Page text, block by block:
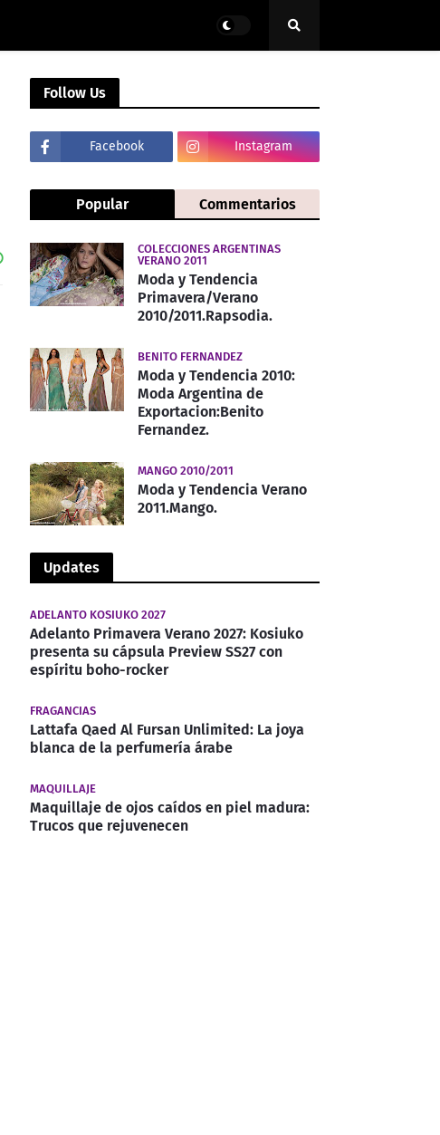
Follow Us
Facebook Instagram
Popular Commentarios
COLECCIONES ARGENTINAS
VERANO 2011
Moda y Tendencia
Primavera/Verano
2010/2011.Rapsodia.
BENITO FERNANDEZ
Moda y Tendencia 2010:
Moda Argentina de
Exportacion:Benito
Fernandez.
MANGO 2010/2011
Moda y Tendencia Verano
2011.Mango.
Updates
ADELANTO KOSIUKO 2027
Adelanto Primavera Verano 2027: Kosiuko
presenta su cápsula Preview SS27 con
espíritu boho-rocker
FRAGANCIAS
Lattafa Qaed Al Fursan Unlimited: La joya
blanca de la perfumería árabe
MAQUILLAJE
Maquillaje de ojos caídos en piel madura:
Trucos que rejuvenecen